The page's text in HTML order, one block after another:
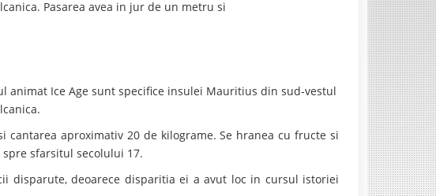
Pasarea avea in jur de un metru si
animat Ice Age sunt specifice insulei Mauritius din sud-vestul
aproximativ 20 de kilograme. Se hranea cu fructe si
sfarsitul secolului 17.
disparute, deoarece disparitia ei a avut loc in cursul istoriei